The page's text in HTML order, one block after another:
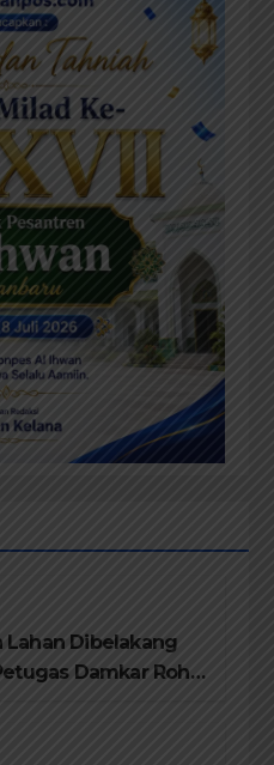
Lahan Dibelakang
Damkar Rohil